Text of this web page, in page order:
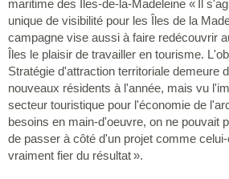
maritime des Îles-de-la-Madeleine « Il
unique de visibilité pour les Îles de la
campagne vise aussi à faire redécouvrir
Îles le plaisir de travailler en tourisme.
Stratégie d'attraction territoriale demeure
nouveaux résidents à l'année, mais vu
secteur touristique pour l'économie de
besoins en main-d'oeuvre, on ne pouvait
de passer à côté d'un projet comme
vraiment fier du résultat ».